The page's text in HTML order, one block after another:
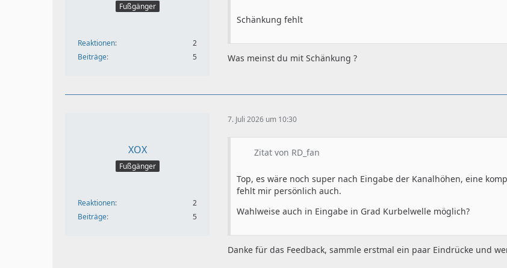
Fußgänger
Reaktionen
2
Beiträge
5
Schänkung fehlt
Was meinst du mit Schänkung ?
XOX
Fußgänger
Reaktionen
2
Beiträge
5
7. Juli 2026 um 10:30
Zitat von RD_fan
Top, es wäre noch super nach Eingabe der Kanalhöhen, eine
fehlt mir persönlich auch.
Wahlweise auch in Eingabe in Grad Kurbelwelle möglich?
Danke für das Feedback, sammle erstmal ein paar Eindrücke und